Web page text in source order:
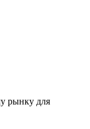
рынку для